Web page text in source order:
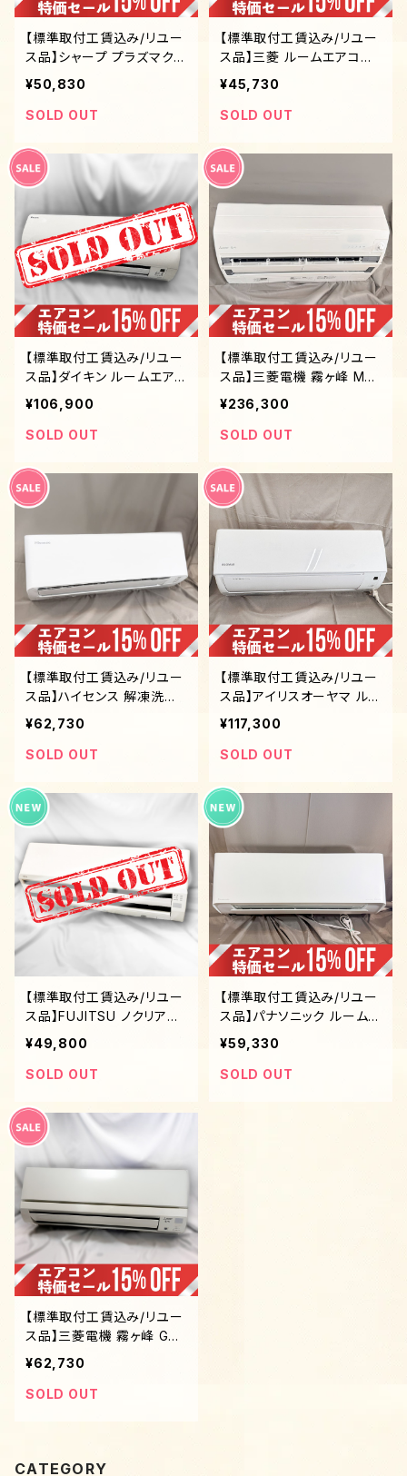
【標準取付工賃込み/リユー
ス品】シャープ プラズマクラ
¥50,830
SOLD OUT
【標準取付工賃込み/リユー
ス品】三菱 ルームエアコン
（6畳〜9畳用）GEシリーズ
霧ヶ峰 2020年モデル
¥45,730
SOLD OUT
【標準取付工賃込み/リユー
ス品】ダイキン ルームエア
コン 15畳〜18畳対応
¥106,900
SOLD OUT
【標準取付工賃込み/リユー
ス品】三菱電機 霧ヶ峰 MSZ
-EM8022E1S-W 8.0kW 2
6畳 200V ムーブアイmirA.
I. 自動お掃除
¥236,300
SOLD OUT
【標準取付工賃込み/リユー
ス品】ハイセンス 解凍洗浄
機能付きエアコン 4.0kW 2
022年式( 11畳〜17畳対応
)200V
¥62,730
SOLD OUT
【標準取付工賃込み/リユー
ス品】アイリスオーヤマ ル
ームエアコン IHF-6307G
6.3kW (17畳〜26畳) 200
V いたわりエコモード 内部
¥117,300
SOLD OUT
【標準取付工賃込み/リユー
ス品】FUJITSU ノクリア
2019年製 6畳〜9畳用 2.2
¥49,800
SOLD OUT
【標準取付工賃込み/リユー
ス品】パナソニック ルームエ
アコン（6畳〜9畳用 2023
年 Eolia（エオリア）
¥59,330
SOLD OUT
【標準取付工賃込み/リユー
ス品】三菱電機 霧ヶ峰 GV
シリーズ ※6畳～8畳用
¥62,730
SOLD OUT
CATEGORY